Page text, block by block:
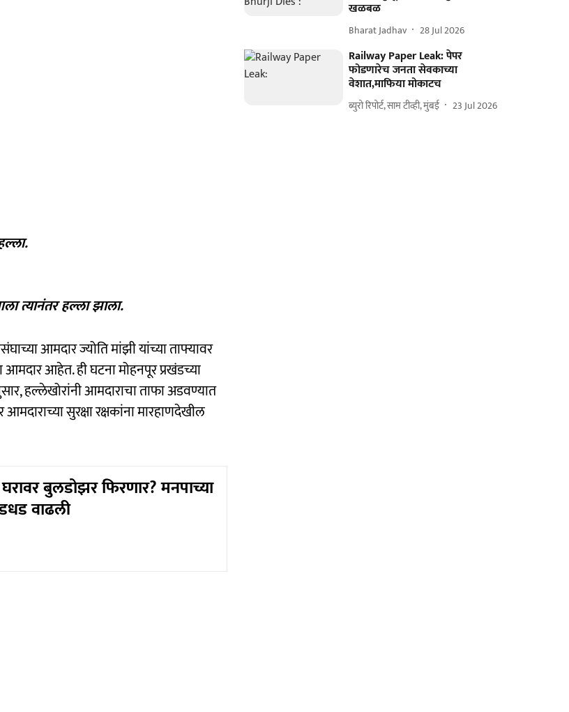
त्यानंतर हल्ला झाला.
आमदार ज्योति मांझी यांच्या ताफ्यावर
आमदार आहेत. ही घटना मोहनपूर प्रखंडच्या
हल्लेखोरांनी आमदाराचा ताफा अडवण्यात
सुरक्षा रक्षकांना मारहाणदेखील
बुलडोझर फिरणार? मनपाच्या
वाढली
खळबळ
Bharat Jadhav 28 Jul 2026
Railway Paper Leak: पेपर
फोडणारेच जनता सेवकाच्या
वेशात,माफिया मोकाटच
ब्युरो रिपोर्ट, साम टीव्ही, मुंबई 23 Jul 2026